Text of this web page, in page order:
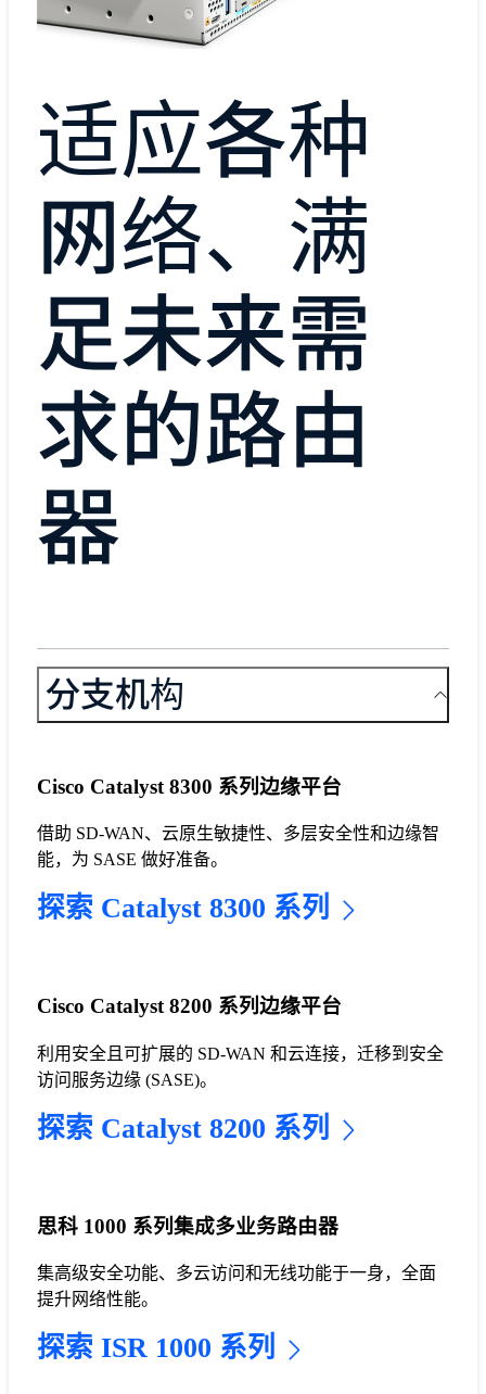
适应各种
网络、满
足未来需
求的路由
器
分支机构
Cisco Catalyst 8300 系列边缘平台
借助 SD-WAN、云原生敏捷性、多层安全性和边缘智
能，为 SASE 做好准备。
探索 Catalyst 8300 系列
Cisco Catalyst 8200 系列边缘平台
利用安全且可扩展的 SD-WAN 和云连接，迁移到安全
访问服务边缘 (SASE)。
探索 Catalyst 8200 系列
思科 1000 系列集成多业务路由器
集高级安全功能、多云访问和无线功能于一身，全面
提升网络性能。
探索 ISR 1000 系列